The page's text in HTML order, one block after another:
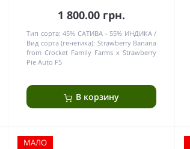
1 800.00 грн.
Тип сорта: 45% САТИВА - 55% ИНДИКА
Вид сорта (генетика): Strawberry Banana
from Crocket Family Farms x Strawberry
Pie Auto F5
В корзину
МАЛО